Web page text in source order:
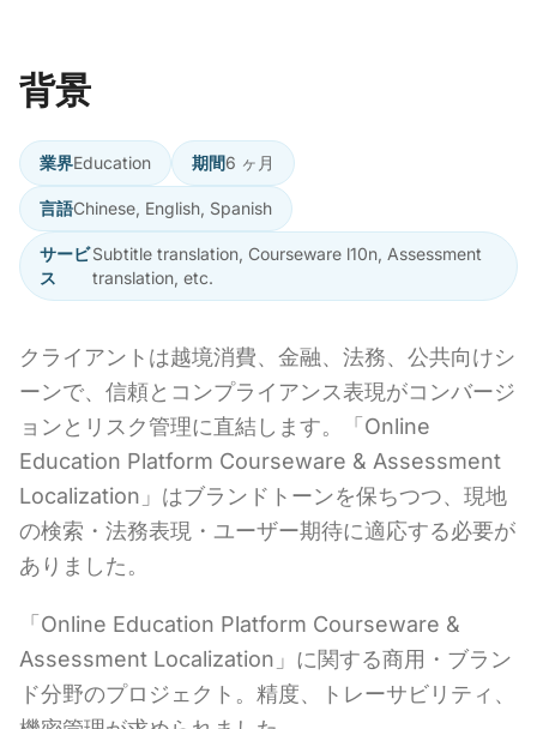
背景
業界Education 期間6 ヶ月
言語Chinese, English, Spanish
サービ
ス
Subtitle translation, Courseware l10n, Assessment
translation, etc.
クライアントは越境消費、金融、法務、公共向けシ
ーンで、信頼とコンプライアンス表現がコンバージ
ョンとリスク管理に直結します。「Online
Education Platform Courseware & Assessment
Localization」はブランドトーンを保ちつつ、現地
の検索・法務表現・ユーザー期待に適応する必要が
ありました。
「Online Education Platform Courseware &
Assessment Localization」に関する商用・ブラン
ド分野のプロジェクト。精度、トレーサビリティ、